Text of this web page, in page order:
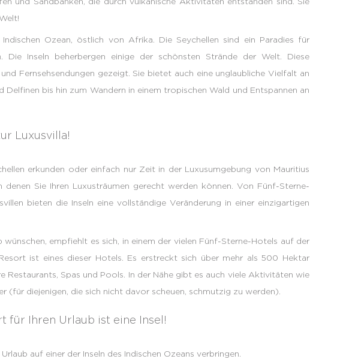
Indischen Ozean, östlich von Afrika. Die Seychellen sind ein Paradies für
Die Inseln beherbergen einige der schönsten Strände der Welt. Diese
Fernsehsendungen gezeigt. Sie bietet auch eine unglaubliche Vielfalt an
bis hin zum Wandern in einem tropischen Wald und Entspannen an
Luxusvilla!
erkunden oder einfach nur Zeit in der Luxusumgebung von Mauritius
Sie Ihren Luxusträumen gerecht werden können. Von Fünf-Sterne-
bieten die Inseln eine vollständige Veränderung in einer einzigartigen
wünschen, empfiehlt es sich, in einem der vielen Fünf-Sterne-Hotels auf der
ist eines dieser Hotels. Es erstreckt sich über mehr als 500 Hektar
Restaurants, Spas und Pools. In der Nähe gibt es auch viele Aktivitäten wie
(für diejenigen, die sich nicht davor scheuen, schmutzig zu werden).
für Ihren Urlaub ist eine Insel!
auf einer der Inseln des Indischen Ozeans verbringen.